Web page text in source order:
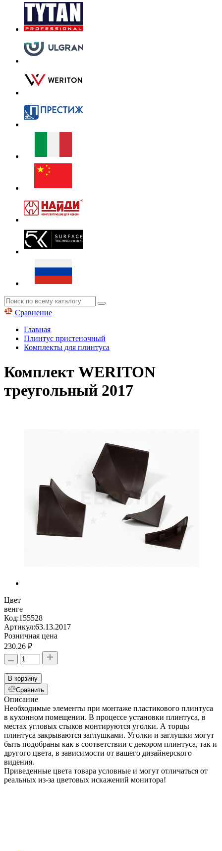
Сравнение
Главная
Плинтус пристеночный
Комплекты для плинтуса
Комплект WERITON
треугольный 2017
Цвет
венге
Код:155528
Артикул:63.13.2017
Розничная цена
230.26 ₽
В корзину
Сравнить
Описание
Необходимые элементы при монтаже пластикового плинтуса
в кухонном помещении. В процессе установки плинтуса, в
местах угловых стыков монтируются уголки. А торцы
плинтуса закрываются заглушками. Уголки и заглушки могут
быть подобраны как в соответствии с декором плинтуса, так и
другого цвета, в зависимости от вашего дизайнерского
видения.
Приведенные цвета товара условные и могут отличаться от
реальных из-за цветовых искажений монитора!